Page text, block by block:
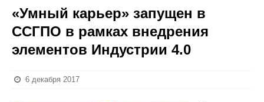
«Умный карьер» запущен в
ССГПО в рамках внедрения
элементов Индустрии 4.0
6 декабря 2017